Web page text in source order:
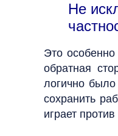
Не
Это
обратная
логично
сохранить
играет